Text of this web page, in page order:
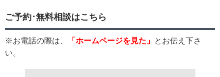
ご予約･無料相談はこちら
※お電話の際は、 「ホームページを見た」 とお伝え下さ
い。